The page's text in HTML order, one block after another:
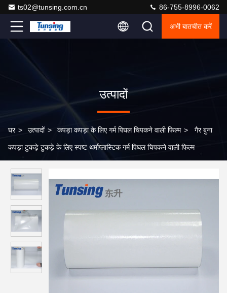
ts02@tunsing.com.cn 86-755-8996-0062
अभी बातचीत करें
उत्पादों
घर > उत्पादों > कपड़ा कपड़ा के लिए गर्म पिघल चिपकने वाली फिल्म > गैर बुना
कपड़ा टुकड़े टुकड़े के लिए स्पष्ट थर्माप्लास्टिक गर्म पिघल चिपकने वाली फिल्म